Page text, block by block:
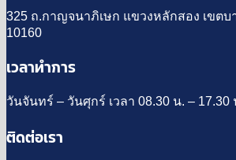
325 ถ.กาญจนาภิเษก แขวงหลักสอง เขตบ
10160
เวลาทำการ
วันจันทร์ – วันศุกร์ เวลา 08.30 น. – 17.30
ติดต่อเรา